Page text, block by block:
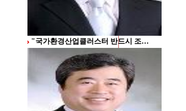
"국가환경산업클러스터 반드시 조…